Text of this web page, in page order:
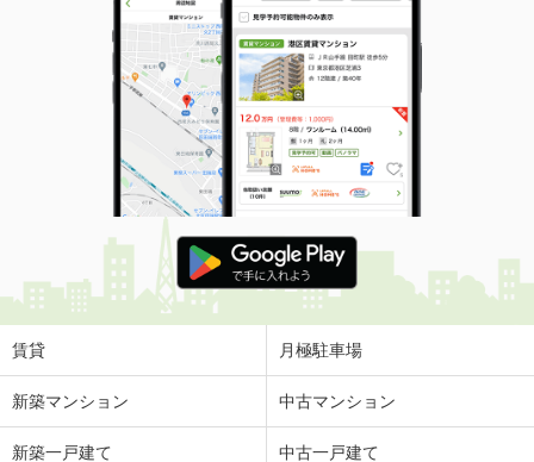
賃貸 月極駐車場
新築マンション 中古マンション
新築一戸建て 中古一戸建て